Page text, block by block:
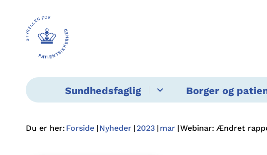
Sundhedsfaglig Borger og
Du er her: Forside Nyheder 2023 mar Webinar: Ændret